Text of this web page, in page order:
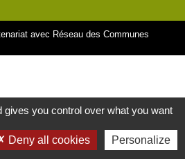
avec Réseau des Communes
you control over what you want
Deny all cookies Personalize